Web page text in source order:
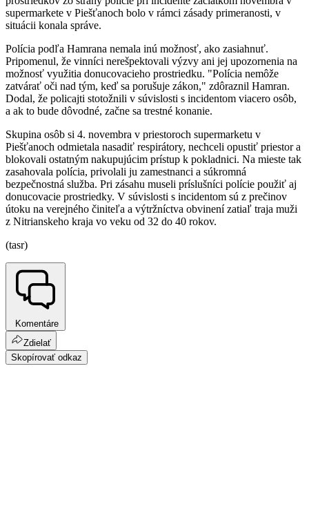
supermarkete v Piešťanoch bolo v rámci zásady primeranosti, v
situácii konala správe.
Polícia podľa Hamrana nemala inú možnosť, ako zasiahnuť.
Pripomenul, že vinníci nerešpektovali výzvy ani jej upozornenia na
možnosť využitia donucovacieho prostriedku. "Polícia nemôže
zatvárať oči nad tým, keď sa porušuje zákon," zdôraznil Hamran.
Dodal, že policajti stotožnili v súvislosti s incidentom viacero osôb,
a ak to bude dôvodné, začne sa trestné konanie.
Skupina osôb si 4. novembra v priestoroch supermarketu v
Piešťanoch odmietala nasadiť respirátory, nechceli opustiť priestor a
blokovali ostatným nakupujúcim prístup k pokladnici. Na mieste tak
zasahovala polícia, privolali ju zamestnanci a súkromná
bezpečnostná služba. Pri zásahu museli príslušníci polície použiť aj
donucovacie prostriedky. V súvislosti s incidentom sú z prečinov
útoku na verejného činiteľa a výtržníctva obvinení zatiaľ traja muži
z Nitrianskeho kraja vo veku od 32 do 40 rokov.
(tasr)
Komentáre
Zdielať
Skopírovať odkaz